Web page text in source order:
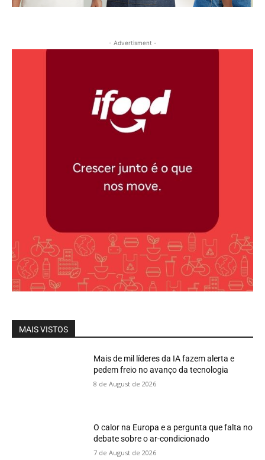
- Advertisment -
MAIS VISTOS
Mais de mil líderes da IA fazem alerta e
pedem freio no avanço da tecnologia
8 de August de 2026
O calor na Europa e a pergunta que falta no
debate sobre o ar-condicionado
7 de August de 2026